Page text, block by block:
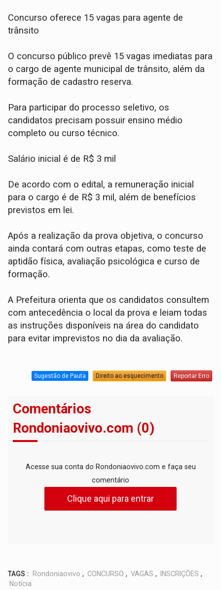
Concurso oferece 15 vagas para agente de
trânsito
O concurso público prevê 15 vagas imediatas para
o cargo de agente municipal de trânsito, além da
formação de cadastro reserva.
Para participar do processo seletivo, os
candidatos precisam possuir ensino médio
completo ou curso técnico.
Salário inicial é de R$ 3 mil
De acordo com o edital, a remuneração inicial
para o cargo é de R$ 3 mil, além de benefícios
previstos em lei.
Após a realização da prova objetiva, o concurso
ainda contará com outras etapas, como teste de
aptidão física, avaliação psicológica e curso de
formação.
A Prefeitura orienta que os candidatos consultem
com antecedência o local da prova e leiam todas
as instruções disponíveis na área do candidato
para evitar imprevistos no dia da avaliação.
Sugestão de Pauta Direito ao esquecimento Reportar Erro
Comentários
Rondoniaovivo.com (0)
Acesse sua conta do Rondoniaovivo.com e faça seu
comentário
Clique aqui para entrar
TAGS : Rondoniaovivo , CONCURSO , VAGAS , INSCRIÇÕES ,
Notícia